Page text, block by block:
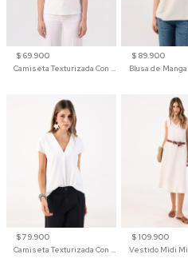
$ 69.900
Camiseta Texturizada Con Hombro Caído Para Mujer
$ 89.900
$ 79.900
Camiseta Texturizada Con Cuello En V Para Mujer
$ 109.900